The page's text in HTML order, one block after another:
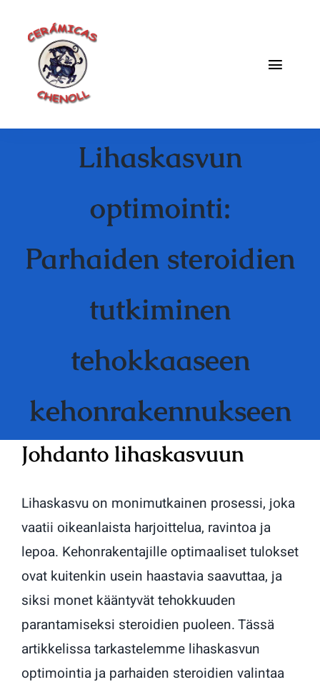
contenido
Toggle
Contacto
Lihaskasvun
optimointi:
Parhaiden steroidien
tutkiminen
tehokkaaseen
kehonrakennukseen
Johdanto lihaskasvuun
Lihaskasvu on monimutkainen prosessi, joka
vaatii oikeanlaista harjoittelua, ravintoa ja
lepoa. Kehonrakentajille optimaaliset tulokset
ovat kuitenkin usein haastavia saavuttaa, ja
siksi monet kääntyvät tehokkuuden
parantamiseksi steroidien puoleen. Tässä
artikkelissa tarkastelemme lihaskasvun
optimointia ja parhaiden steroidien valintaa